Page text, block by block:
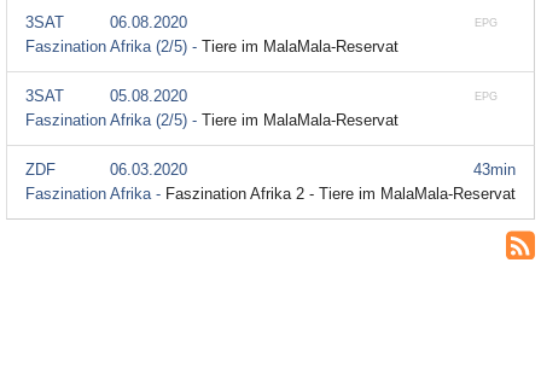
EPG
3SAT
06.08.2020
Faszination Afrika (2/5) - Tiere im MalaMala-Reservat
EPG
3SAT
05.08.2020
Faszination Afrika (2/5) - Tiere im MalaMala-Reservat
43min
ZDF
06.03.2020
Faszination Afrika - Faszination Afrika 2 - Tiere im MalaMala-Reservat